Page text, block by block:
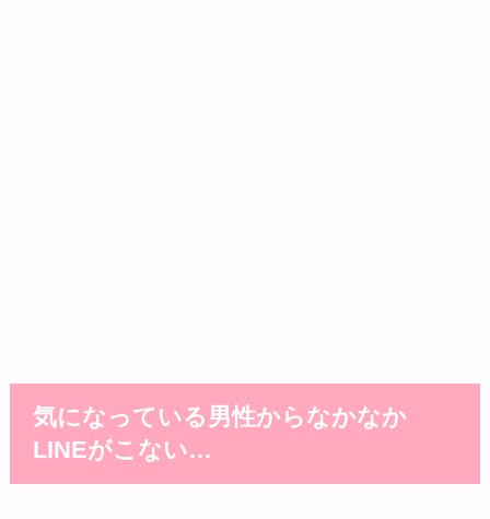
気になっている男性からなかなか
LINEがこない…